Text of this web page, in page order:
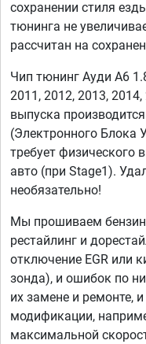
сохранении стиля
тюнинга не
рассчитан на
Чип тюнинг Ауди А6
2011, 2012, 2013,
выпуска
(Электронного Блока
требует физического
авто (при Stage1).
необязательно!
Мы прошиваем
рестайлинг и
отключение EGR или
зонда), и ошибок по
их замене и ремонте,
модификации,
максимальной